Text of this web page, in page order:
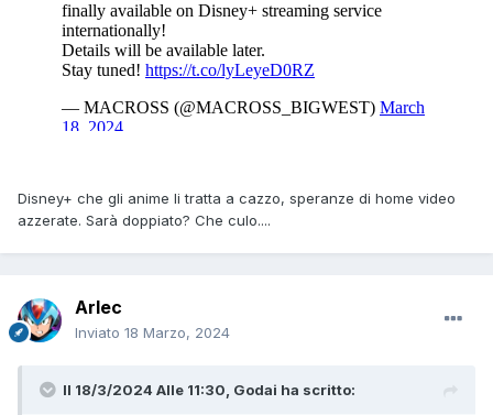
Disney+ che gli anime li tratta a cazzo, speranze di home video
azzerate. Sarà doppiato? Che culo....
Arlec
Inviato 18 Marzo, 2024
Il 18/3/2024 Alle 11:30, Godai ha scritto: